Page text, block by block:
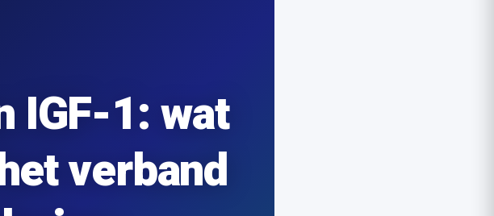
IGF-1: wat
verband